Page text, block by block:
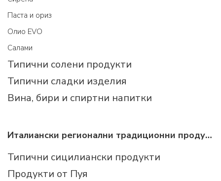
Паста и ориз
Олио EVO
Салами
Типични солени продукти
Типични сладки изделия
Вина, бири и спиртни напитки
Италиански регионални традиционни продукти
Типични сицилиански продукти
Продукти от Пуя